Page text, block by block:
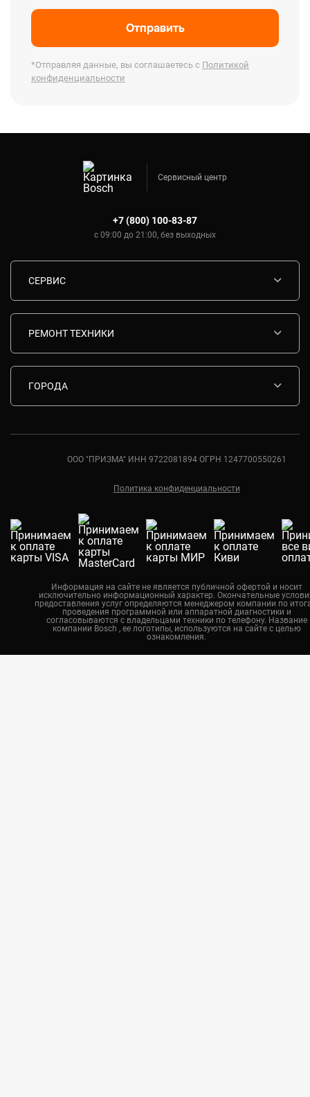
Отправить
*Отправляя данные, вы соглашаетесь с Политикой
конфиденциальности
Сервисный центр
+7 (800) 100-83-87
с 09:00 до 21:00, без выходных
СЕРВИС
Комплектующие
Контакты
РЕМОНТ ТЕХНИКИ
Ремонт кондиционеров Bosch
ГОРОДА
Санкт-Петербург
Новосибирск
Калининград
Челябинск
Казань
Воронеж
ООО "ПРИЗМА" ИНН 9722081894 ОГРН 1247700550261
Политика конфиденциальности
Информация на сайте не является публичной офертой и носит
исключительно информационный характер. Окончательные
предоставления услуг определяются менеджером компании по
проведения программной или аппаратной диагностики и
согласовываются с владельцами техники по телефону. Название
компании Bosch , ее логотипы, используются на сайте с целью
ознакомления.